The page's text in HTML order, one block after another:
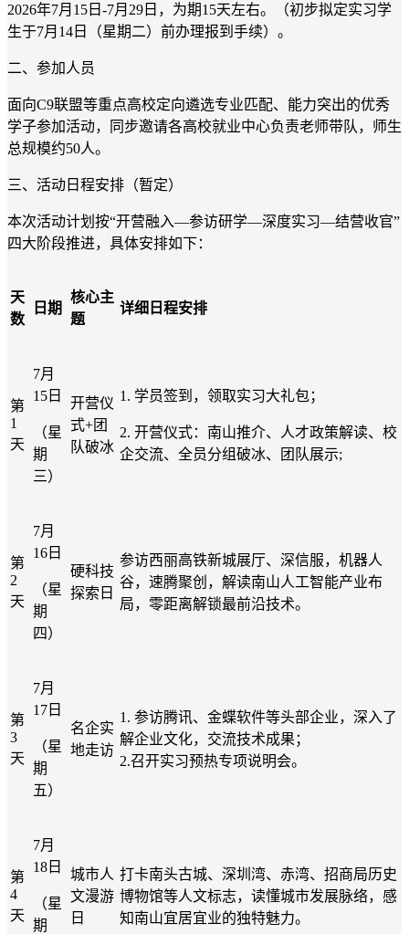
2026年7月15日-7月29日，为期15天左右。（初步拟定实习学
生于7月14日（星期二）前办理报到手续）。
二、 参加人员
面向C9联盟等重点高校定向遴选专业匹配、能力突出的优秀
学子参加活动，同步邀请各高校就业中心负责老师带队，师生
总规模约50人。
三、 活动日程安排（暂定）
本次活动计划 按“开营融入—参访研学—深度实习—结营收官”
四大阶段推进，具体安排如下：
天
数
日期
核心主
题
详细日程安排
第
1
天
7月
15日
（星
期
三）
开营仪
式+团
队破冰
1. 学员签到，领取实习大礼包；
2. 开营仪式：南山推介、人才政策解读、校
企交流、全员分组破冰、团队展示;
第
2
天
7月
16日
（星
期
四）
硬科技
探索 日
参访西丽高铁新城展厅、深信服，机器人
谷，速腾聚创，解读南山人工智能产业布
局，零距离解锁最前沿技术。
第
3
天
7月
17日
（星
期
五）
名企实
地走访
1. 参访腾讯、金蝶软件等头部企业， 深入了
解企业文化，交流技术成果 ；
2.召开实习预热专项说明会。
第
4
天
7月
18日
（星
期
城市人
文漫游
日
打卡南头古城、深圳湾、赤湾、招商局历史
博物馆等人文标志，读懂城市发展脉络，感
知南山宜居宜业的独特魅力。